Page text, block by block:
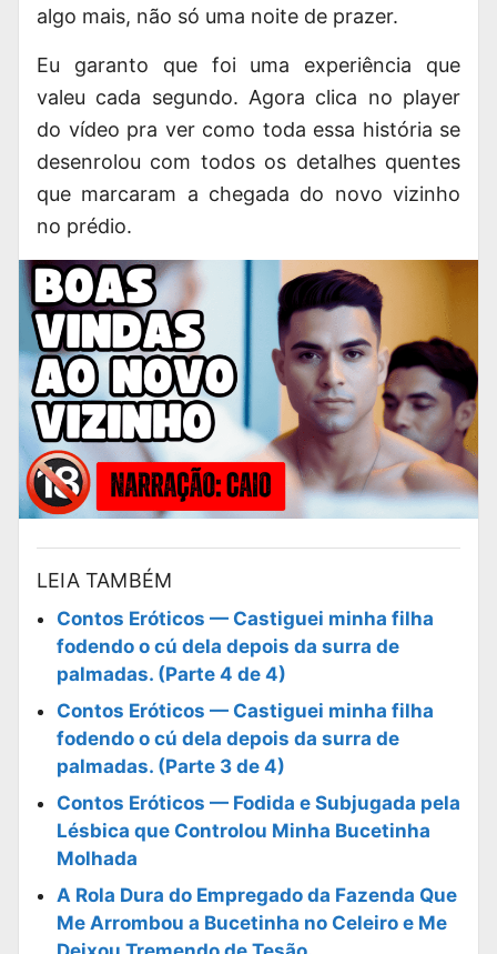
algo mais, não só uma noite de prazer.
Eu garanto que foi uma experiência que
valeu cada segundo. Agora clica no player
do vídeo pra ver como toda essa história se
desenrolou com todos os detalhes quentes
que marcaram a chegada do novo vizinho
no prédio.
LEIA TAMBÉM
Contos Eróticos — Castiguei minha filha
fodendo o cú dela depois da surra de
palmadas. (Parte 4 de 4)
Contos Eróticos — Castiguei minha filha
fodendo o cú dela depois da surra de
palmadas. (Parte 3 de 4)
Contos Eróticos — Fodida e Subjugada pela
Lésbica que Controlou Minha Bucetinha
Molhada
A Rola Dura do Empregado da Fazenda Que
Me Arrombou a Bucetinha no Celeiro e Me